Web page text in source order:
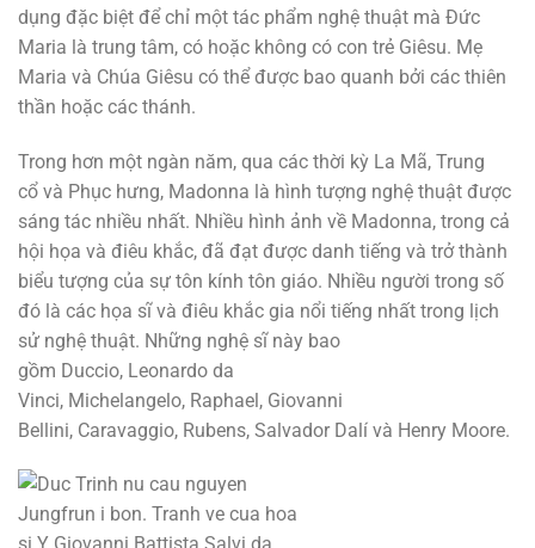
dụng đặc biệt để chỉ một tác phẩm nghệ thuật mà Đức
Maria là trung tâm, có hoặc không có con trẻ Giêsu. Mẹ
Maria và Chúa Giêsu có thể được bao quanh bởi các thiên
thần hoặc các thánh.
Trong hơn một ngàn năm, qua các thời kỳ La Mã, Trung
cổ và Phục hưng, Madonna là hình tượng nghệ thuật được
sáng tác nhiều nhất. Nhiều hình ảnh về Madonna, trong cả
hội họa và điêu khắc, đã đạt được danh tiếng và trở thành
biểu tượng của sự tôn kính tôn giáo. Nhiều người trong số
đó là các họa sĩ và điêu khắc gia nổi tiếng nhất trong lịch
sử nghệ thuật. Những nghệ sĩ này bao
gồm Duccio, Leonardo da
Vinci, Michelangelo, Raphael, Giovanni
Bellini, Caravaggio, Rubens, Salvador Dalí và Henry Moore.